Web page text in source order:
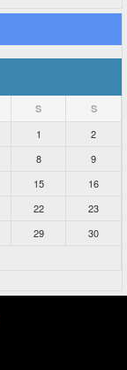
S S
1
2
8
9
15
16
22
23
29
30